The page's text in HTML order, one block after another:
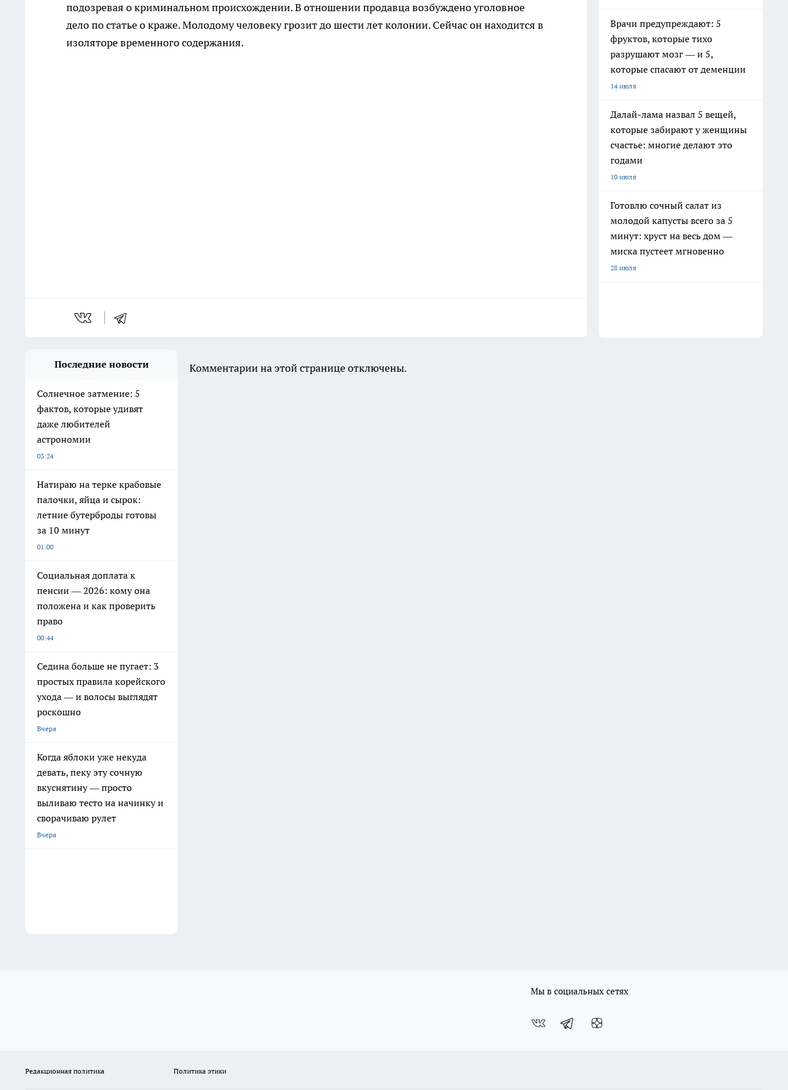
подозревая о криминальном происхождении. В отношении продавца возбуждено уголовное
дело по статье о краже. Молодому человеку грозит до шести лет колонии. Сейчас он находится в
изоляторе временного содержания.
Врачи предупреждают: 5
фруктов, которые тихо
разрушают мозг — и 5,
которые спасают от деменции
14 июля
Далай-лама назвал 5 вещей,
которые забирают у женщины
счастье: многие делают это
годами
10 июля
Готовлю сочный салат из
молодой капусты всего за 5
минут: хруст на весь дом —
миска пустеет мгновенно
28 июля
Последние новости
Солнечное затмение: 5
фактов, которые удивят
даже любителей
астрономии
03:24
Натираю на терке крабовые
палочки, яйца и сырок:
летние бутерброды готовы
за 10 минут
01:00
Социальная доплата к
пенсии — 2026: кому она
положена и как проверить
право
00:44
Седина больше не пугает: 3
простых правила корейского
ухода — и волосы выглядят
роскошно
Вчера
Когда яблоки уже некуда
девать, пеку эту сочную
вкуснятину — просто
выливаю тесто на начинку и
сворачиваю рулет
Вчера
Комментарии на этой странице отключены.
Мы в социальных сетях
Редакционная политика Политика этики